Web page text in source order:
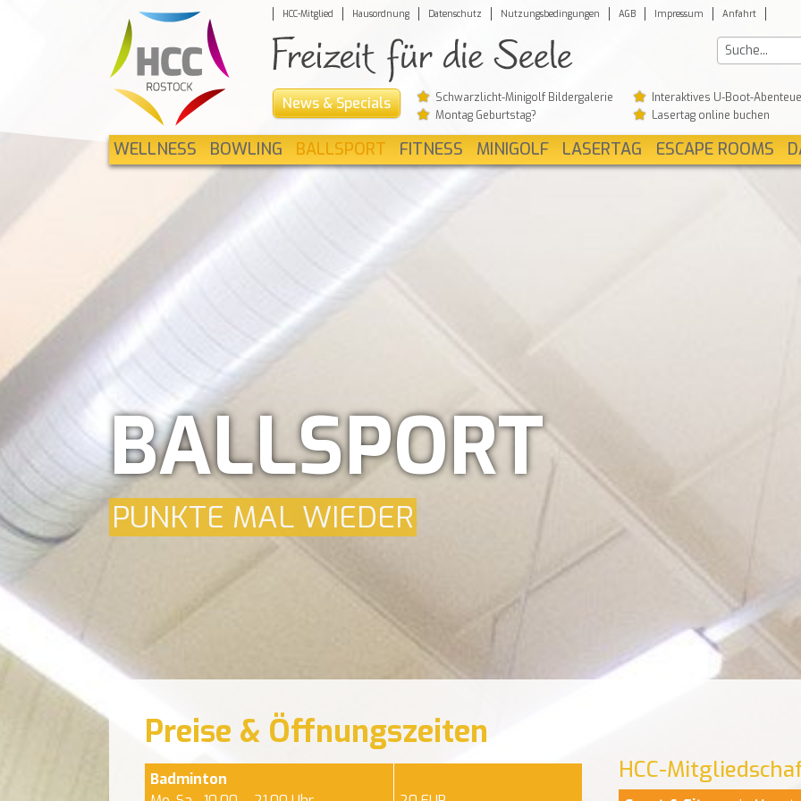
HCC-Mitglied Hausordnung Datenschutz Nutzungsbedingungen AGB Impressum Anfahrt
News & Specials Schwarzlicht-Minigolf Bildergalerie
Interaktives U-Boot-
Montag Geburtstag?
Lasertag online buchen
WELLNESS BOWLING BALLSPORT FITNESS MINIGOLF LASERTAG ESCAPE ROOMS
BALLSPORT
PUNKTE MAL WIEDER
Preise & Öffnungszeiten
Badminton
HCC-